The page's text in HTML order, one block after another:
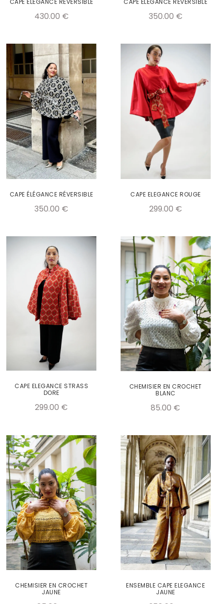
CAPE ÉLÉGANCE RÉVERSIBLE
430.00 €
CAPE ÉLÉGANCE RÉVERSIBLE
350.00 €
CAPE ÉLÉGANCE RÉVERSIBLE
350.00 €
CAPE ELEGANCE ROUGE
299.00 €
CAPE ELEGANCE STRASS
DORE
299.00 €
CHEMISIER EN CROCHET
BLANC
85.00 €
CHEMISIER EN CROCHET
JAUNE
ENSEMBLE CAPE ELEGANCE
JAUNE